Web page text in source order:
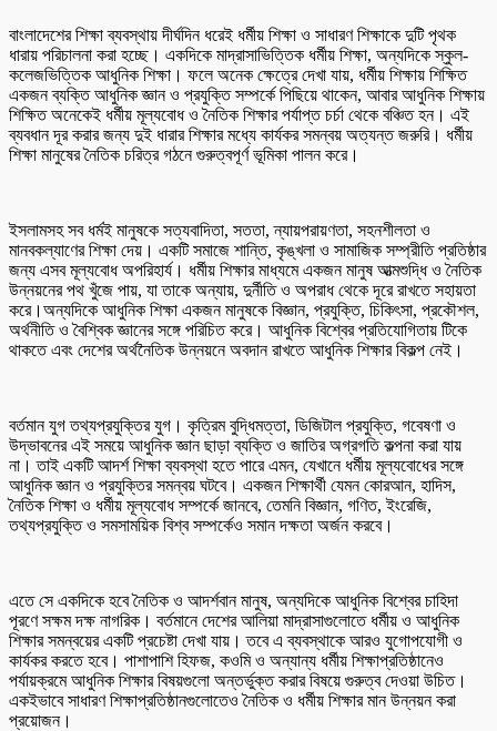
বাংলাদেশের শিক্ষা ব্যবস্থায় দীর্ঘদিন ধরেই ধর্মীয় শিক্ষা ও সাধারণ শিক্ষাকে দুটি পৃথক
ধারায় পরিচালনা করা হচ্ছে। একদিকে মাদ্রাসাভিত্তিক ধর্মীয় শিক্ষা, অন্যদিকে স্কুল-
কলেজভিত্তিক আধুনিক শিক্ষা। ফলে অনেক ক্ষেত্রে দেখা যায়, ধর্মীয় শিক্ষায় শিক্ষিত
একজন ব্যক্তি আধুনিক জ্ঞান ও প্রযুক্তি সম্পর্কে পিছিয়ে থাকেন, আবার আধুনিক শিক্ষায়
শিক্ষিত অনেকেই ধর্মীয় মূল্যবোধ ও নৈতিক শিক্ষার পর্যাপ্ত চর্চা থেকে বঞ্চিত হন। এই
ব্যবধান দূর করার জন্য দুই ধারার শিক্ষার মধ্যে কার্যকর সমন্বয় অত্যন্ত জরুরি। ধর্মীয়
শিক্ষা মানুষের নৈতিক চরিত্র গঠনে গুরুত্বপূর্ণ ভূমিকা পালন করে।
ইসলামসহ সব ধর্মই মানুষকে সত্যবাদিতা, সততা, ন্যায়পরায়ণতা, সহনশীলতা ও
মানবকল্যাণের শিক্ষা দেয়। একটি সমাজে শান্তি, কৃঙ্খলা ও সামাজিক সম্প্রীতি প্রতিষ্ঠার
জন্য এসব মূল্যবোধ অপরিহার্য। ধর্মীয় শিক্ষার মাধ্যমে একজন মানুষ আত্মশুদ্ধি ও নৈতিক
উন্নয়নের পথ খুঁজে পায়, যা তাকে অন্যায়, দুর্নীতি ও অপরাধ থেকে দূরে রাখতে সহায়তা
করে।অন্যদিকে আধুনিক শিক্ষা একজন মানুষকে বিজ্ঞান, প্রযুক্তি, চিকিৎসা, প্রকৌশল,
অর্থনীতি ও বৈশ্বিক জ্ঞানের সঙ্গে পরিচিত করে। আধুনিক বিশ্বের প্রতিযোগিতায় টিকে
থাকতে এবং দেশের অর্থনৈতিক উন্নয়নে অবদান রাখতে আধুনিক শিক্ষার বিকল্প নেই।
বর্তমান যুগ তথ্যপ্রযুক্তির যুগ। কৃত্রিম বুদ্ধিমত্তা, ডিজিটাল প্রযুক্তি, গবেষণা ও
উদ্ভাবনের এই সময়ে আধুনিক জ্ঞান ছাড়া ব্যক্তি ও জাতির অগ্রগতি কল্পনা করা যায়
না। তাই একটি আদর্শ শিক্ষা ব্যবস্থা হতে পারে এমন, যেখানে ধর্মীয় মূল্যবোধের সঙ্গে
আধুনিক জ্ঞান ও প্রযুক্তির সমন্বয় ঘটবে। একজন শিক্ষার্থী যেমন কোরআন, হাদিস,
নৈতিক শিক্ষা ও ধর্মীয় মূল্যবোধ সম্পর্কে জানবে, তেমনি বিজ্ঞান, গণিত, ইংরেজি,
তথ্যপ্রযুক্তি ও সমসাময়িক বিশ্ব সম্পর্কেও সমান দক্ষতা অর্জন করবে।
এতে সে একদিকে হবে নৈতিক ও আদর্শবান মানুষ, অন্যদিকে আধুনিক বিশ্বের চাহিদা
পূরণে সক্ষম দক্ষ নাগরিক। বর্তমানে দেশের আলিয়া মাদ্রাসাগুলোতে ধর্মীয় ও আধুনিক
শিক্ষার সমন্বয়ের একটি প্রচেষ্টা দেখা যায়। তবে এ ব্যবস্থাকে আরও যুগোপযোগী ও
কার্যকর করতে হবে। পাশাপাশি হিফজ, কওমি ও অন্যান্য ধর্মীয় শিক্ষাপ্রতিষ্ঠানেও
পর্যায়ক্রমে আধুনিক শিক্ষার বিষয়গুলো অন্তর্ভুক্ত করার বিষয়ে গুরুত্ব দেওয়া উচিত।
একইভাবে সাধারণ শিক্ষাপ্রতিষ্ঠানগুলোতেও নৈতিক ও ধর্মীয় শিক্ষার মান উন্নয়ন করা
প্রয়োজন।